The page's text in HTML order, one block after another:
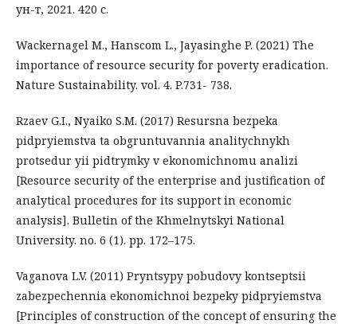
ун-т, 2021. 420 с.
Wackernagel M., Hanscom L., Jayasinghe P. (2021) The
importance of resource security for poverty eradication.
Nature Sustainability. vol. 4. P.731- 738.
Rzaev G.I., Nyaiko S.M. (2017) Resursna bezpeka
pidpryiemstva ta obgruntuvannia analitychnykh
protsedur yii pidtrymky v ekonomichnomu analizi
[Resource security of the enterprise and justification of
analytical procedures for its support in economic
analysis]. Bulletin of the Khmelnytskyi National
University. no. 6 (1). pp. 172–175.
Vaganova L.V. (2011) Pryntsypy pobudovy kontseptsii
zabezpechennia ekonomichnoi bezpeky pidpryiemstva
[Principles of construction of the concept of ensuring the